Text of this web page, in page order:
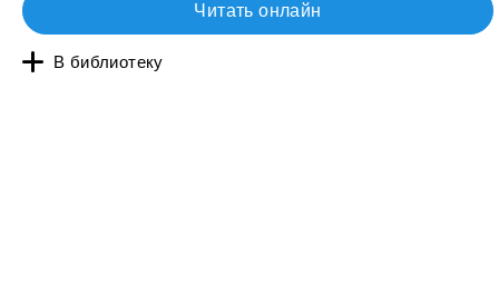
Читать онлайн
В библиотеку